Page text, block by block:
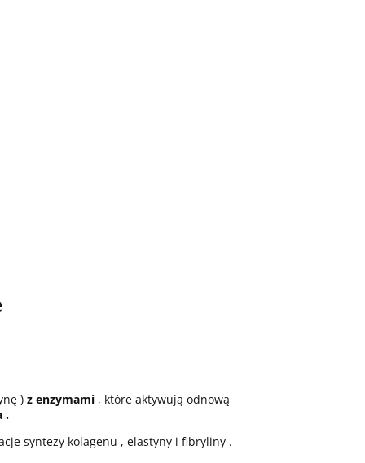
) z enzymami , które aktywują odnową
.
syntezy kolagenu , elastyny i fibryliny .